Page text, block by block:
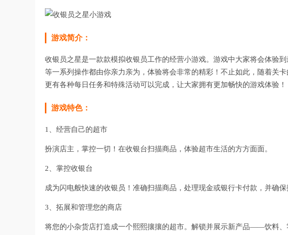
游戏简介：
收银员之星是一款款模拟收银员工作的经营小游戏。游戏中大家将会体验
等一系列操作都由你亲力亲为，体验将会非常的精彩！不止如此，随着关
更有各种每日任务和特殊活动可以完成，让大家拥有更加畅快的游戏体验！
游戏特色：
1、经营自己的超市
扮演店主，掌控一切！在收银台扫描商品，体验超市生活的方方面面。
2、掌控收银台
成为闪电般快速的收银员！准确扫描商品，处理现金或银行卡付款，并确
3、拓展和管理您的商店
将您的小杂货店打造成一个熙熙攘攘的超市。解锁并展示新产品——饮料